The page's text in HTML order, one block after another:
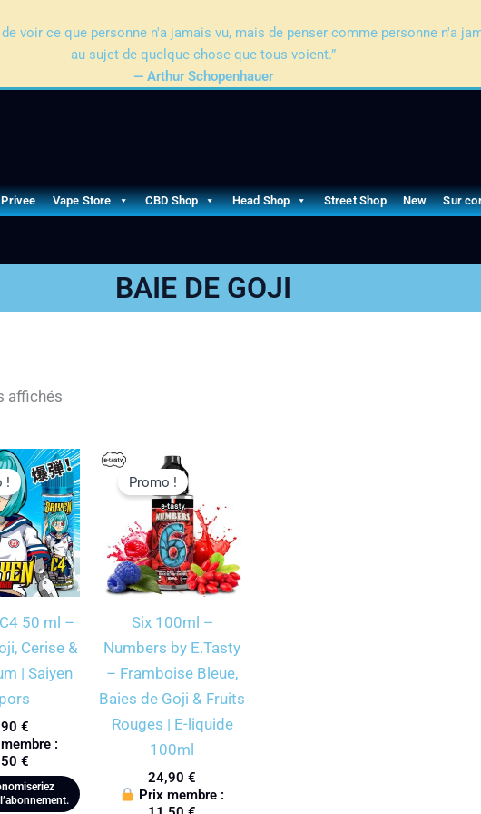
voir ce que personne n'a jamais vu, mais de penser comme personne n'a
au sujet de quelque chose que tous voient.”
— Arthur Schopenhauer
Vape Store CBD Shop Head Shop Street Shop New Sur
BAIE DE GOJI
affichés
!
50 ml –
Cerise &
| Saiyen
€
:
€
Promo !
Six 100ml –
Numbers by E.Tasty
– Framboise Bleue,
Baies de Goji & Fruits
Rouges | E-liquide
100ml
24,90€
Prix membre :